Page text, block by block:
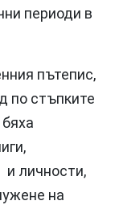
периоди в
пътепис,
по стъпките
и личности,
на